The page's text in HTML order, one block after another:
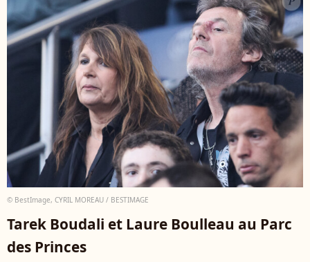
© BestImage, CYRIL MOREAU / BESTIMAGE
Tarek Boudali et Laure Boulleau au Parc
des Princes